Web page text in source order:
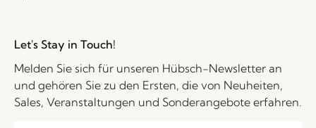
Let's Stay in Touch!
Melden Sie sich für unseren Hübsch-Newsletter an
und gehören Sie zu den Ersten, die von Neuheiten,
Sales, Veranstaltungen und Sonderangebote erfahren.